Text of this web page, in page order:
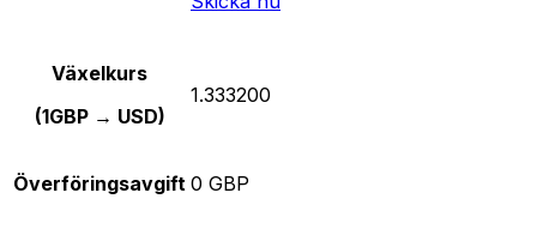
Växelkurs
(1GBP → USD)
1.333200
Överföringsavgift 0 GBP